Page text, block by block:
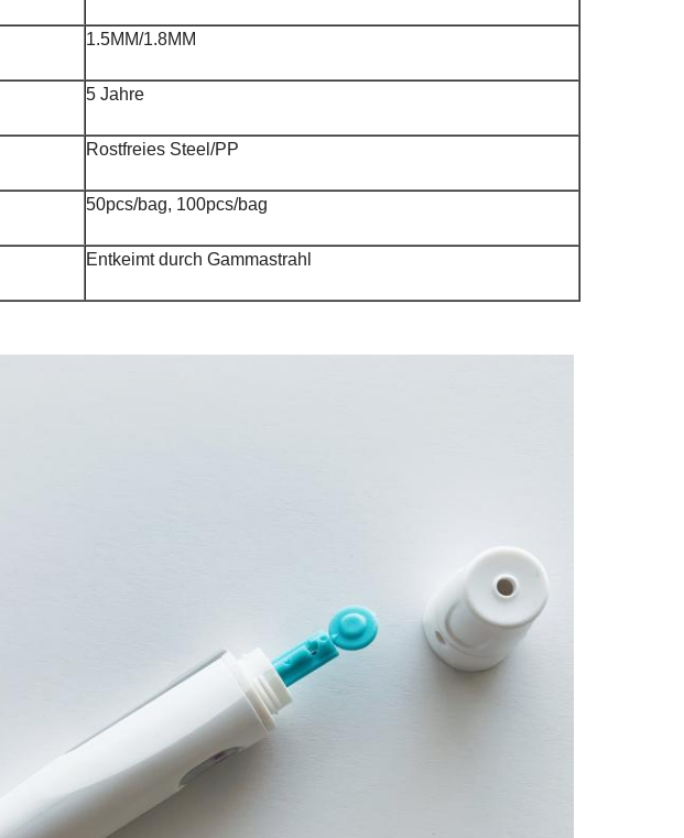
1.5MM/1.8MM
5 Jahre
Rostfreies Steel/PP
50pcs/bag, 100pcs/bag
Entkeimt durch Gammastrahl